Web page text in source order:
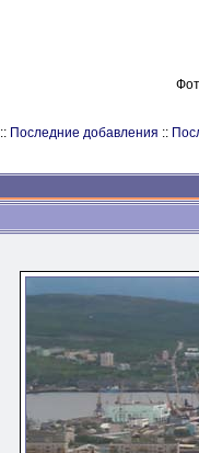
:: Последние добавления ::